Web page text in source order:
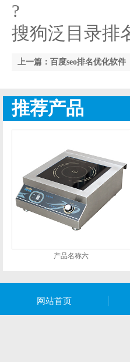
?
搜狗泛目录排
上一篇：百度seo排名优化软件
推荐产品
产品名称六
网站首页